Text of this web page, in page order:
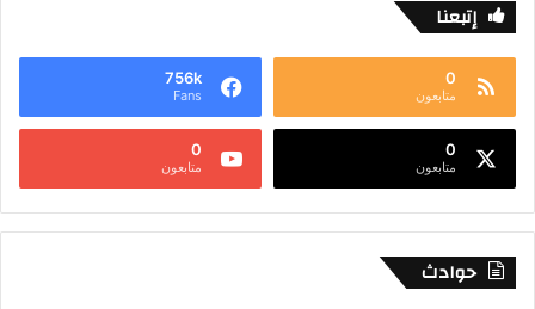
إتبعنا
0
متابعون
756k
Fans
0
متابعون
0
متابعون
حوادث